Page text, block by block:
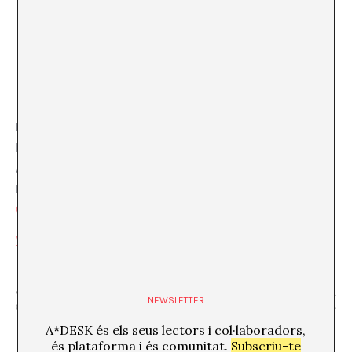
RECINTE
El Pumarejo
Av. del Carrilet, 187, Nau 4
Hospital de Llobregat
Google
Visualitza el lloc web de Recinte
CINÈTIQUES DEL TREBALL”
“NODI: de gossos i malditos” LA
NEWSLETTER
A*DESK és els seus lectors i col·laboradors,
és plataforma i és comunitat. Subscriu-te